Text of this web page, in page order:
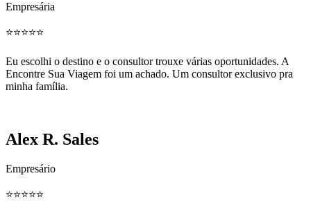
Empresária
⭐️⭐️⭐️⭐️⭐️
Eu escolhi o destino e o consultor trouxe várias oportunidades. A
Encontre Sua Viagem foi um achado. Um consultor exclusivo pra
minha família.
Alex R. Sales
Empresário
⭐️⭐️⭐️⭐️⭐️